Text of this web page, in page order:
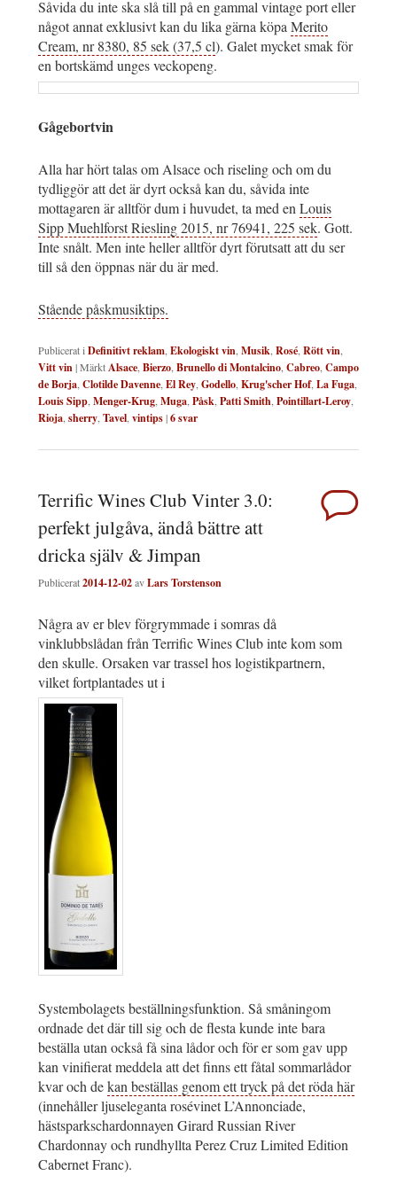
Såvida du inte ska slå till på en gammal vintage port eller
något annat exklusivt kan du lika gärna köpa Merito
Cream, nr 8380, 85 sek (37,5 cl). Galet mycket smak för
en bortskämd unges veckopeng.
Gågebortvin
Alla har hört talas om Alsace och riseling och om du
tydliggör att det är dyrt också kan du, såvida inte
mottagaren är alltför dum i huvudet, ta med en Louis
Sipp Muehlforst Riesling 2015, nr 76941, 225 sek. Gott.
Inte snålt. Men inte heller alltför dyrt förutsatt att du ser
till så den öppnas när du är med.
Stående påskmusiktips.
Publicerat i Definitivt reklam Ekologiskt vin Musik Rosé Rött vin
Vitt vin|MärktAlsace Bierzo Brunello di Montalcino Cabreo Campo
de Borja Clotilde Davenne El Rey Godello Krug'scher Hof, La Fuga
Louis Sipp Menger-Krug Muga Påsk Patti Smith Pointillart-Leroy
Rioja sherry Tavel vintips|6svar
Terrific Wines Club Vinter 3.0:
perfekt julgåva, ändå bättre att
dricka själv & Jimpan
Publicerat2014-12-02avLars Torstenson
Några av er blev förgrymmade i somras då
vinklubbslådan från Terrific Wines Club inte kom som
den skulle. Orsaken var trassel hos logistikpartnern,
vilket fortplantades ut i
Systembolagets beställningsfunktion. Så småningom
ordnade det där till sig och de flesta kunde inte bara
beställa utan också få sina lådor och för er som gav upp
kan vinifierat meddela att det finns ett fåtal sommarlådor
kvar och dekan beställas genom ett tryck på det röda här
(innehåller ljuseleganta rosévinet L’Annonciade,
hästsparkschardonnayen Girard Russian River
Chardonnay och rundhyllta Perez Cruz Limited Edition
Cabernet Franc).